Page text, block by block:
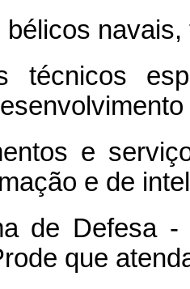
técnicos
e
e de
de Defesa -
que